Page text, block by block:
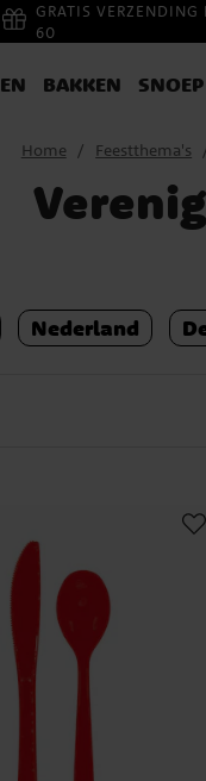
GRATIS VERZENDING
60
BAKKEN SNOEP
Home Feestthema's
Nederland